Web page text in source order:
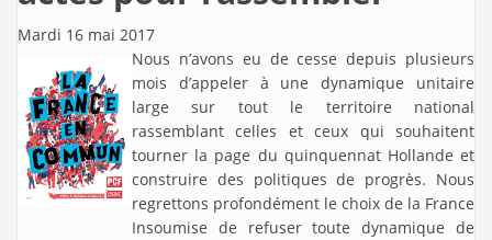
Mardi 16 mai 2017
Nous n’avons eu de cesse depuis plusieurs
mois d’appeler à une dynamique unitaire
large sur tout le territoire national
rassemblant celles et ceux qui souhaitent
tourner la page du quinquennat Hollande et
construire des politiques de progrès. Nous
regrettons profondément le choix de la France
Insoumise de refuser toute dynamique de